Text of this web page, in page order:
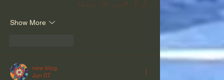
رأى أن التغيير كان واضحًا…
Show More
new blog
Jun 07